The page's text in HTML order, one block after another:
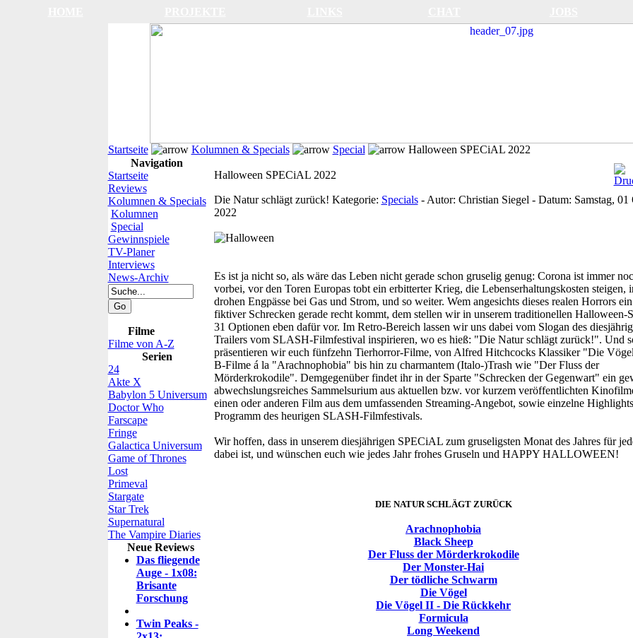
Startseite Kolumnen & Specials Special
Halloween SPECiAL 2022
Navigation
Startseite
Reviews
Kolumnen & Specials
Kolumnen
Special
Gewinnspiele
TV-Planer
Interviews
News-Archiv
Filme
Filme von A-Z
Serien
24
Akte X
Babylon 5 Universum
Doctor Who
Farscape
Fringe
Galactica Universum
Game of Thrones
Lost
Primeval
Stargate
Star Trek
Supernatural
The Vampire Diaries
Neue Reviews
Das fliegende
Auge - 1x08:
Brisante
Forschung
Twin Peaks -
Halloween SPECiAL 2022
Die Natur schlägt zurück! Kategorie: Specials- Autor: Christian Siegel - Datum: Samstag, 01
2022
Es ist ja nicht so, als wäre das Leben nicht gerade schon gruselig genug: Corona ist immer
vorbei, vor den Toren Europas tobt ein erbitterter Krieg, die Lebenserhaltungskosten steigen,
drohen Engpässe bei Gas und Strom, und so weiter. Wem angesichts dieses realen Horrors
fiktiver Schrecken gerade recht kommt, dem stellen wir in unserem traditionellen Halloween-
31 Optionen eben dafür vor. Im Retro-Bereich lassen wir uns dabei vom Slogan des
Trailers vom SLASH-Filmfestival inspirieren, wo es hieß: "Die Natur schlägt zurück!". Und
präsentieren wir euch fünfzehn Tierhorror-Filme, von Alfred Hitchcocks Klassiker "Die
B-Filme á la "Arachnophobia" bis hin zu charmantem (Italo-)Trash wie "Der Fluss der
Mörderkrokodile". Demgegenüber findet ihr in der Sparte "Schrecken der Gegenwart" ein
abwechslungsreiches Sammelsurium aus aktuellen bzw. vor kurzem veröffentlichten
einen oder anderen Film aus dem umfassenden Streaming-Angebot, sowie einzelne
Programm des heurigen SLASH-Filmfestivals.
Wir hoffen, dass in unserem diesjährigen SPECiAL zum gruseligsten Monat des Jahres für
dabei ist, und wünschen euch wie jedes Jahr frohes Gruseln und HAPPY HALLOWEEN!
DIE NATUR SCHLÄGT ZURÜCK
Arachnophobia
Black Sheep
Der Fluss der Mörderkrokodile
Der Monster-Hai
Der tödliche Schwarm
Die Vögel
Die Vögel II - Die Rückkehr
Formicula
Long Weekend